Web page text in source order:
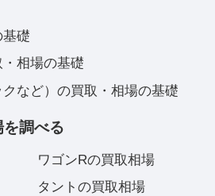
礎
相場の基礎
など）の買取・相場の基礎
を調べる
ワゴンRの買取相場
タントの買取相場